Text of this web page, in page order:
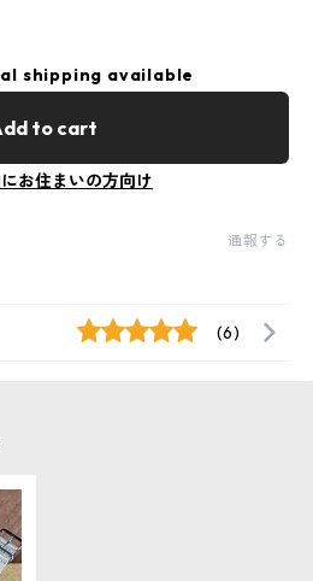
shipping available
to cart
お住まいの方向け
通報する
(6)